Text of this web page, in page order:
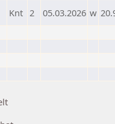
Knt 2 05.03.2026 w